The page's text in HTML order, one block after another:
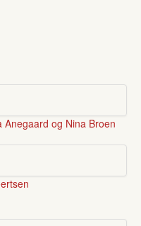
og Nina Broen